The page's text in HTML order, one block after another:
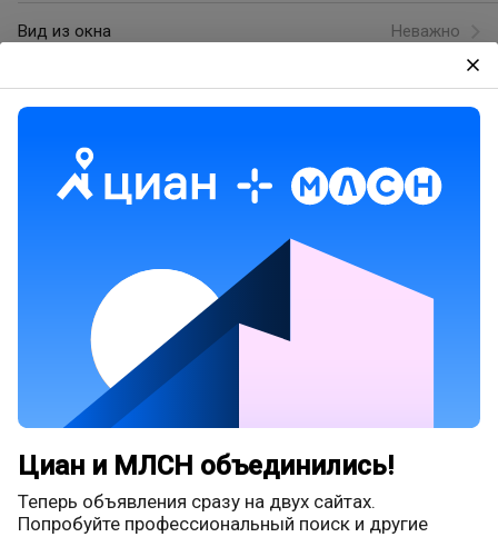
Вид из окна Неважно
Тип дома Неважно
Материал дома
Этажей в доме
Обменный вариант
close
Циан и МЛСН объединились!
Теперь объявления сразу на двух сайтах.
Попробуйте профессиональный поиск и другие